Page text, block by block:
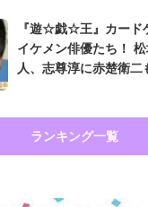
『遊☆戯☆王』カード
イケメン俳優たち！
人、志尊淳に赤楚衛
ランキング一覧